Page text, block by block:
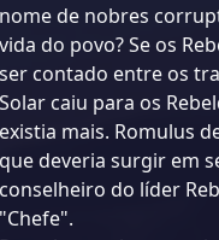
nome de nobres
vida do povo? Se os
ser contado entre os
Solar caiu para os
existia mais. Romulus
que deveria surgir em
conselheiro do líder
"Chefe".